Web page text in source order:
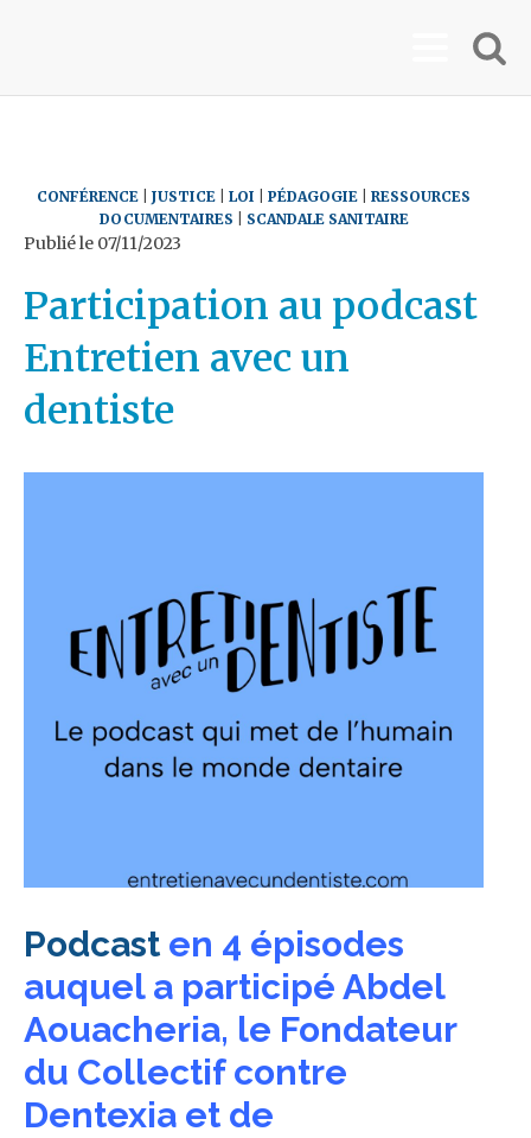
CONFÉRENCE JUSTICE LOI PÉDAGOGIE
RESSOURCES
DOCUMENTAIRES
SCANDALE SANITAIRE
Publié le 07/11/2023
Participation au podcast
Entretien avec un
dentiste
Podcast en 4 épisodes
auquel a participé Abdel
Aouacheria, le Fondateur
du Collectif contre
Dentexia et de